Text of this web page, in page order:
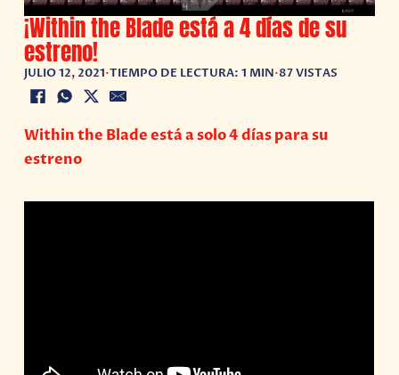
¡Within the Blade está a 4 días de su
estreno!
JULIO 12, 2021•TIEMPO DE LECTURA: 1 MIN•87 VISTAS
Within the Blade está a solo 4 días para su
estreno